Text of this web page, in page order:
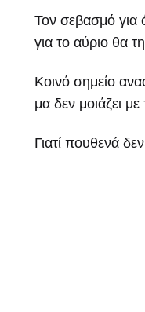
Τον σεβασμό για
για το αύριο θα
Κοινό σημείο
μα δεν μοιάζει
Γιατί πουθενά